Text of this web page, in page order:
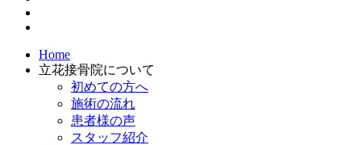
Home
立花接骨院について
初めての方へ
施術の流れ
患者様の声
スタッフ紹介